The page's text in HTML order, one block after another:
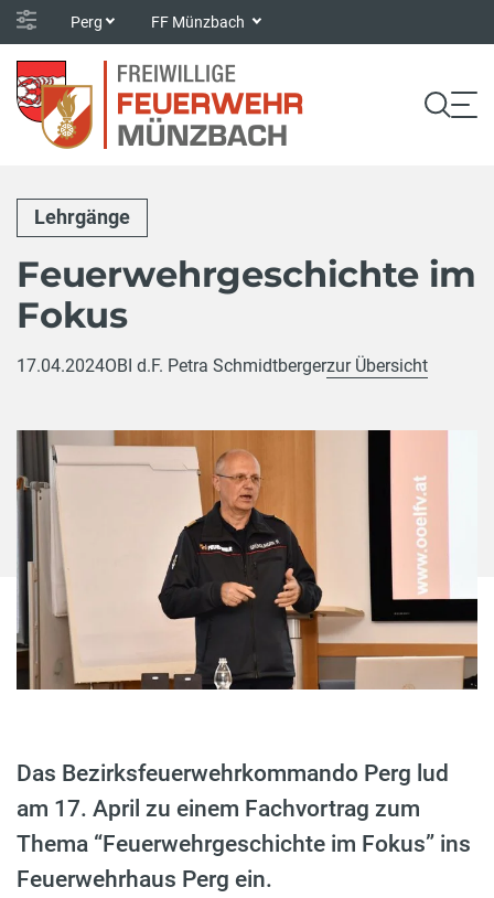
Perg FF Münzbach
Lehrgänge
Feuerwehrgeschichte im
Fokus
17.04.2024OBI d.F. Petra Schmidtbergerzur Übersicht
Das Bezirksfeuerwehrkommando Perg lud
am 17. April zu einem Fachvortrag zum
Thema “Feuerwehrgeschichte im Fokus” ins
Feuerwehrhaus Perg ein.